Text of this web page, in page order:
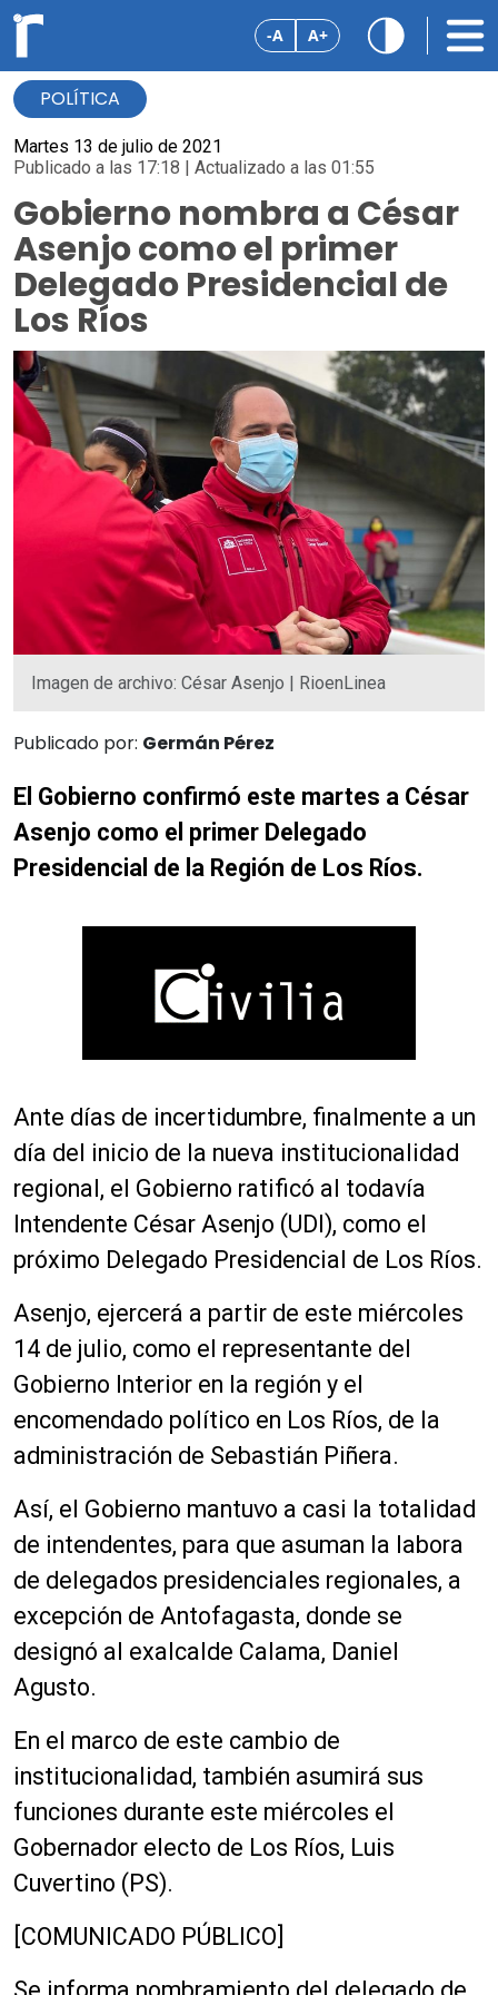
-A A+
POLÍTICA
Martes 13 de julio de 2021
Publicado a las 17:18 | Actualizado a las 01:55
Gobierno nombra a César
Asenjo como el primer
Delegado Presidencial de
Los Ríos
Imagen de archivo: César Asenjo | RioenLinea
Publicado por: Germán Pérez
El Gobierno confirmó este martes a César
Asenjo como el primer Delegado
Presidencial de la Región de Los Ríos.
Ante días de incertidumbre, finalmente a un
día del inicio de la nueva institucionalidad
regional, el Gobierno ratificó al todavía
Intendente César Asenjo (UDI), como el
próximo Delegado Presidencial de Los Ríos.
Asenjo, ejercerá a partir de este miércoles
14 de julio, como el representante del
Gobierno Interior en la región y el
encomendado político en Los Ríos, de la
administración de Sebastián Piñera.
Así, el Gobierno mantuvo a casi la totalidad
de intendentes, para que asuman la labora
de delegados presidenciales regionales, a
excepción de Antofagasta, donde se
designó al exalcalde Calama, Daniel
Agusto.
En el marco de este cambio de
institucionalidad, también asumirá sus
funciones durante este miércoles el
Gobernador electo de Los Ríos, Luis
Cuvertino (PS).
[COMUNICADO PÚBLICO]